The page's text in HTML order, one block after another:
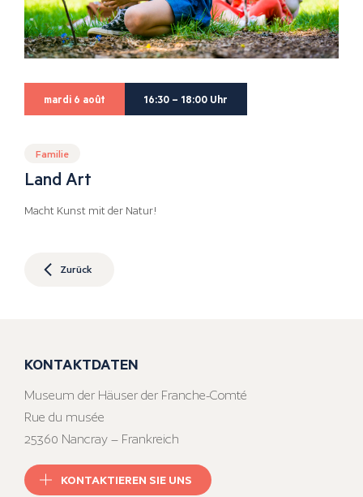
mardi 6 août 16:30 – 18:00 Uhr
Familie
Land Art
Macht Kunst mit der Natur!
Zurück
KONTAKTDATEN
Museum der Häuser der Franche-Comté
Rue du musée
25360 Nancray – Frankreich
KONTAKTIEREN SIE UNS